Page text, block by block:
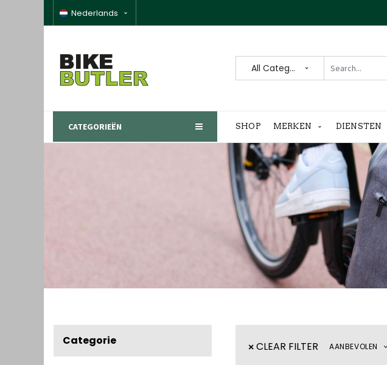
Nederlands
All Categories
CATEGORIEËN SHOP MERKEN DIENSTEN
Categorie CLEAR FILTER AANBEVOLEN